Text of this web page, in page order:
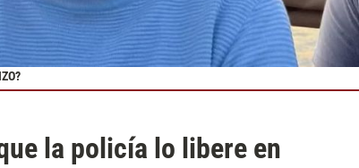
la policía lo libere en